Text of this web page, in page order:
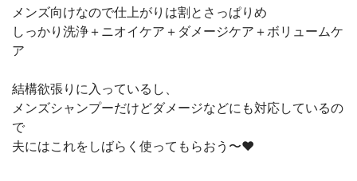
メンズ向けなので仕上がりは割とさっぱりめ
しっかり洗浄＋ニオイケア＋ダメージケア＋ボリュームケ
ア
結構欲張りに入っているし、
メンズシャンプーだけどダメージなどにも対応しているの
で
夫にはこれをしばらく使ってもらおう〜❤︎